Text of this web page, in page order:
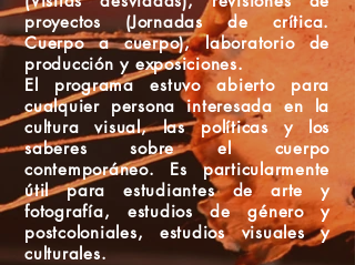
proyectos (Jornadas de crítica.
Cuerpo a cuerpo), laboratorio de
producción y exposiciones.
El programa estuvo abierto para
cualquier persona interesada en la
cultura visual, las políticas y los
saberes sobre el cuerpo
contemporáneo. Es particularmente
útil para estudiantes de arte y
fotografía, estudios de género y
postcoloniales, estudios visuales y
culturales.